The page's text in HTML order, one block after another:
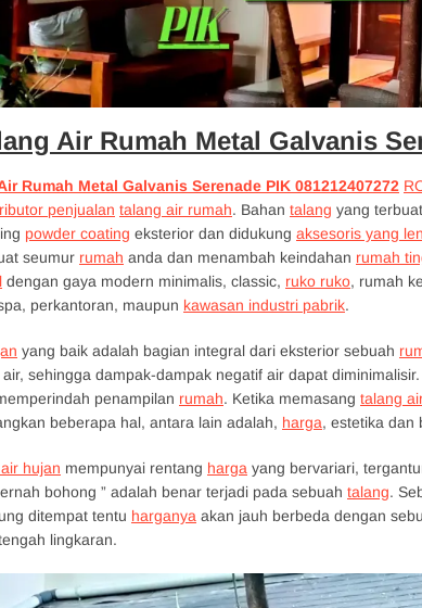
Air Rumah Metal Galvanis
Rumah Metal Galvanis Serenade PIK 081212407272
penjualan talang air rumah. Bahan talang yang
powder coating eksterior dan didukung aksesoris yang
seumur rumah anda dan menambah keindahan rumah
dengan gaya modern minimalis, classic, ruko ruko, rumah
perkantoran, maupun kawasan industri pabrik.
yang baik adalah bagian integral dari eksterior sebuah
sehingga dampak-dampak negatif air dapat
penampilan rumah. Ketika memasang talang
beberapa hal, antara lain adalah, harga, estetika dan
hujan mempunyai rentang harga yang bervariari,
bohong ” adalah benar terjadi pada sebuah talang.
ditempat tentu harganya akan jauh berbeda dengan
lingkaran.